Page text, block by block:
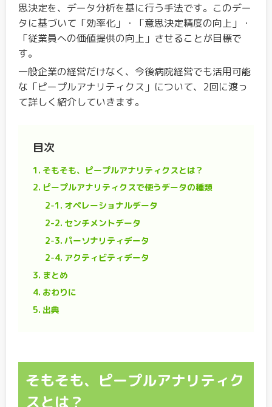
思決定を、データ分析を基に行う手法です。このデー
タに基づいて「効率化」・「意思決定精度の向上」・
「従業員への価値提供の向上」させることが目標で
す。
一般企業の経営だけなく、今後病院経営でも活用可能
な「ピープルアナリティクス」について、2回に渡っ
て詳しく紹介していきます。
目次
1. そもそも、ピープルアナリティクスとは？
2. ピープルアナリティクスで使うデータの種類
2-1. オペレーショナルデータ
2-2. センチメントデータ
2-3. パーソナリティデータ
2-4. アクティビティデータ
3. まとめ
4. おわりに
5. 出典
そもそも、ピープルアナリティク
スとは？